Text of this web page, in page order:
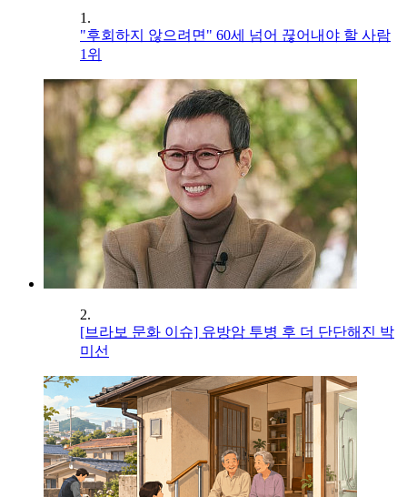
1.
"후회하지 않으려면" 60세 넘어 끊어내야 할 사람
1위
2.
[브라보 문화 이슈] 유방암 투병 후 더 단단해진 박
미선